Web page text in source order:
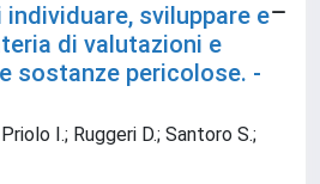
sviluppare e
di valutazioni e
sostanze pericolose. -
I.; Ruggeri D.; Santoro S.;